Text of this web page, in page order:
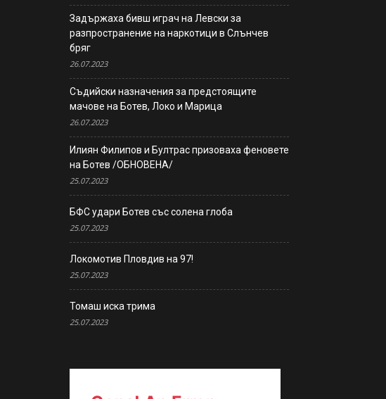
Задържаха бивш играч на Левски за
разпространение на наркотици в Слънчев
бряг
26.07.2023
Съдийски назначения за предстоящите
мачове на Ботев, Локо и Марица
26.07.2023
Илиян Филипов и Бултрас призоваха феновете
на Ботев /ОБНОВЕНА/
25.07.2023
БФС удари Ботев със солена глоба
25.07.2023
Локомотив Пловдив на 97!
25.07.2023
Томаш иска трима
25.07.2023